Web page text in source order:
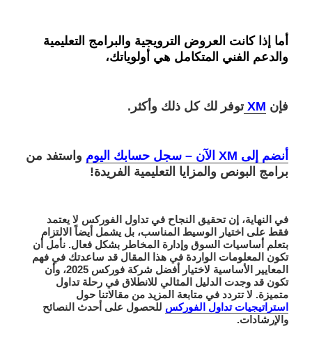
أما إذا كانت العروض الترويجية والبرامج التعليمية
والدعم الفني المتكامل هي أولوياتك،
فإن XM توفر لك كل ذلك وأكثر.
أنضم إلى XM الآن – سجل حسابك اليوم
واستفد من
برامج البونص والمزايا التعليمية الفريدة!
في النهاية، إن تحقيق النجاح في تداول الفوركس لا يعتمد
فقط على اختيار الوسيط المناسب، بل يشمل أيضاً الالتزام
بتعلم أساسيات السوق وإدارة المخاطر بشكل فعال. نأمل أن
تكون المعلومات الواردة في هذا المقال قد ساعدتك في فهم
المعايير الأساسية لاختيار أفضل شركة فوركس 2025، وأن
تكون قد وجدت الدليل المثالي للانطلاق في رحلة تداول
متميزة. لا تتردد في متابعة المزيد من مقالاتنا حول
استراتيجيات تداول الفوركس للحصول على أحدث النصائح
والإرشادات.